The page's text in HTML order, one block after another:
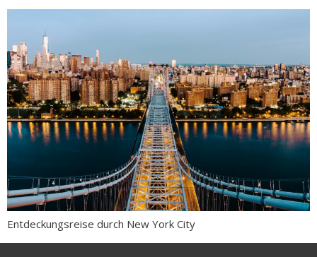
Entdeckungsreise durch New York City